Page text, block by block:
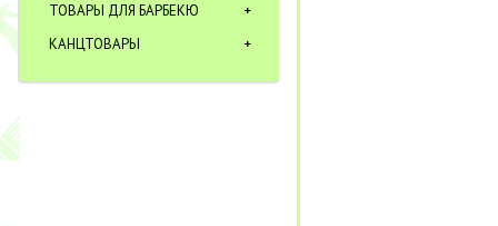
ТОВАРЫ ДЛЯ БАРБЕКЮ
КАНЦТОВАРЫ